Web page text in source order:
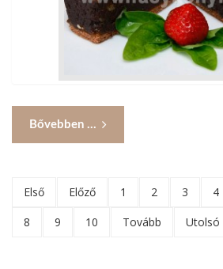
Bővebben ...
Első Előző 1 2 3 4
8
9 10 Tovább Utolsó